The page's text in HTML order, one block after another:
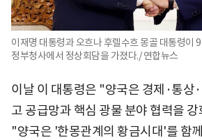
이재명 대통령과 오흐나 후렐수흐 몽골 대통령이
정부청사에서 정상회담을 가졌다./ 연합뉴스
이날 이 대통령은 "양국은 경제·통상
고 공급망과 핵심 광물 분야 협력을
"양국은 '한몽관계의 황금시대'를 함